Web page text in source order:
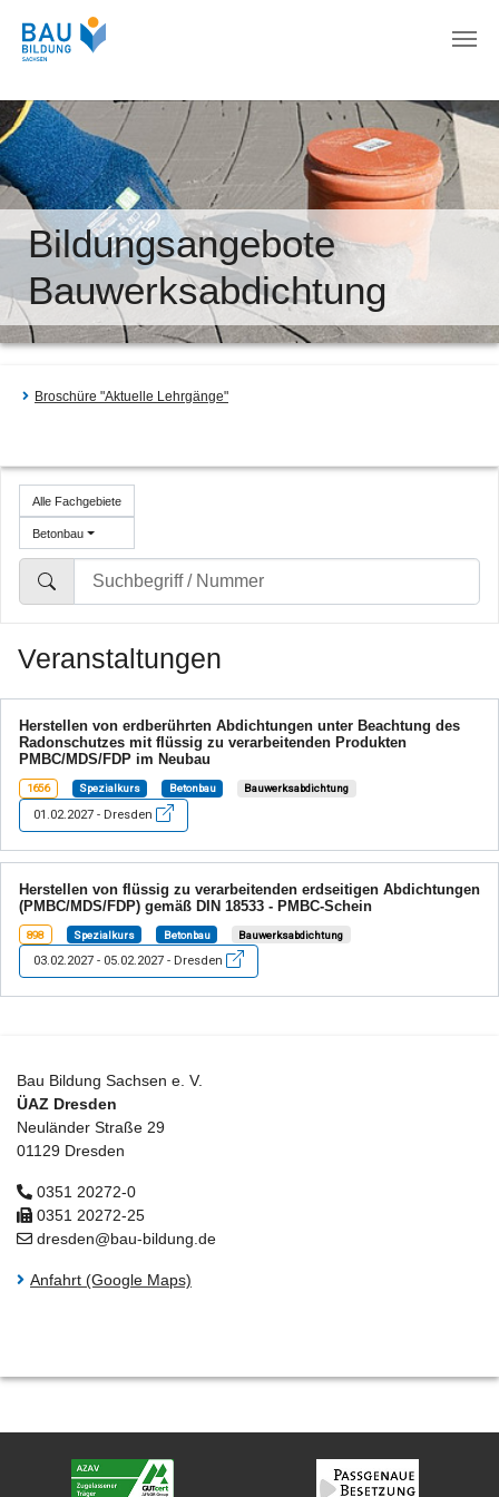
Bildungsangebote
Bauwerksabdichtung
Broschüre "Aktuelle Lehrgänge"
Alle Fachgebiete
Betonbau
Veranstaltungen
Herstellen von erdberührten Abdichtungen unter Beachtung des
Radonschutzes mit flüssig zu verarbeitenden Produkten
PMBC/MDS/FDP im Neubau
1656 Spezialkurs Betonbau Bauwerksabdichtung
01.02.2027 - Dresden
Herstellen von flüssig zu verarbeitenden erdseitigen Abdichtungen
(PMBC/MDS/FDP) gemäß DIN 18533 - PMBC-Schein
898 Spezialkurs Betonbau Bauwerksabdichtung
03.02.2027 - 05.02.2027 - Dresden
Bau Bildung Sachsen e. V.
ÜAZ Dresden
Neuländer Straße 29
01129 Dresden
0351 20272-0
0351 20272-25
dresden@bau-bildung.de
Anfahrt (Google Maps)